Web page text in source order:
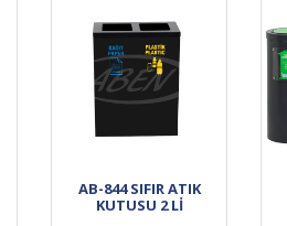
AB-844 SIFIR ATIK
KUTUSU 2 Lİ